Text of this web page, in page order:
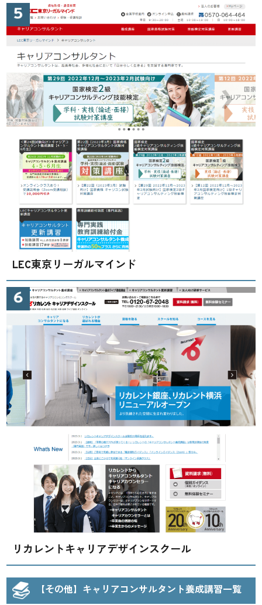
キャリアコンサルタントがクライアント
と良好な信頼関係を構築する方法
公開日:2024/05/15
LEC東京リーガルマインド
リカレントキャリアデザインスクール
【その他】キャリアコンサルタント養成講習一覧